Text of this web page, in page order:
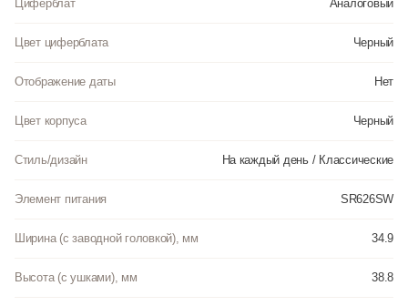
Циферблат Аналоговый
Цвет циферблата Черный
Отображение даты Нет
Цвет корпуса Черный
Стиль/дизайн На каждый день / Классические
Элемент питания SR626SW
Ширина (с заводной головкой), мм 34.9
Высота (с ушками), мм 38.8